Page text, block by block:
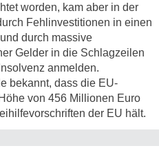
worden, kam aber in der
Fehlinvestitionen in einen
durch massive
Gelder in die Schlagzeilen
anmelden.
bekannt, dass die EU-
von 456 Millionen Euro
der EU hält.